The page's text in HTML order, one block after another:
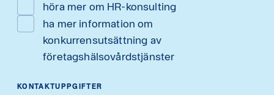
höra mer om HR-konsulting
ha mer information om
konkurrensutsättning av
företagshälsovårdstjänster
KONTAKTUPPGIFTER